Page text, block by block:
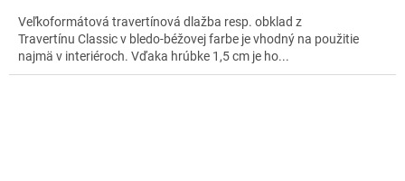
Veľkoformátová travertínová dlažba resp. obklad z
Travertínu Classic v bledo-béžovej farbe je vhodný na použitie
najmä v interiéroch. Vďaka hrúbke 1,5 cm je ho...